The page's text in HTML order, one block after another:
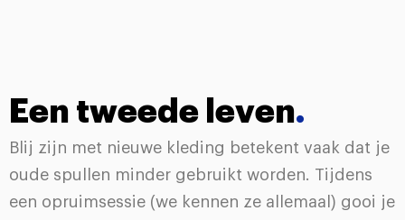
Een tweede leven.
Blij zijn met nieuwe kleding betekent vaak dat je
oude spullen minder gebruikt worden. Tijdens
een opruimsessie (we kennen ze allemaal) gooi je